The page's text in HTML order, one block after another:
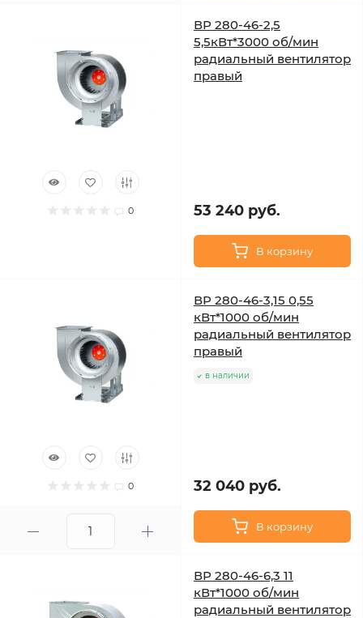
0
ВР 280-46-2,5
5,5кВт*3000 об/мин
радиальный вентилятор
правый
53 240 руб.
В корзину
0
ВР 280-46-3,15 0,55
кВт*1000 об/мин
радиальный вентилятор
правый
в наличии
32 040 руб.
В корзину
ВР 280-46-6,3 11
кВт*1000 об/мин
радиальный вентилятор